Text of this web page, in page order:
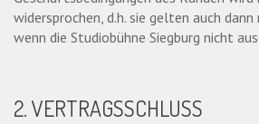
widersprochen, d.h. sie gelten auch
wenn die Studiobühne Siegburg nicht
2. VERTRAGSSCHLUSS